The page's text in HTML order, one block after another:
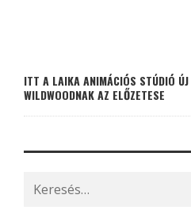
ITT A LAIKA ANIMÁCIÓS STÚDIÓ
WILDWOODNAK AZ ELŐZETESE
Search
for: